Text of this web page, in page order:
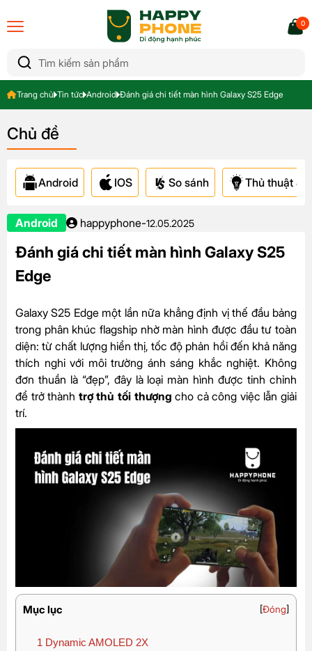
0
Trang chủ Tin tức Android Đánh giá chi tiết màn hình Galaxy S25 Edge
Chủ đề
Android IOS So sánh Thủ thuật &
Android happyphone-12.05.2025
Đánh giá chi tiết màn hình Galaxy S25
Edge
Galaxy S25 Edge một lần nữa khẳng định vị thế đầu bảng
trong phân khúc flagship nhờ màn hình được đầu tư toàn
diện: từ chất lượng hiển thị, tốc độ phản hồi đến khả năng
thích nghi với môi trường ánh sáng khắc nghiệt. Không
đơn thuần là “đẹp”, đây là loại màn hình được tinh chỉnh
để trở thành trợ thủ tối thượng cho cả công việc lẫn giải
trí.
Mục lục [Đóng]
1 Dynamic AMOLED 2X